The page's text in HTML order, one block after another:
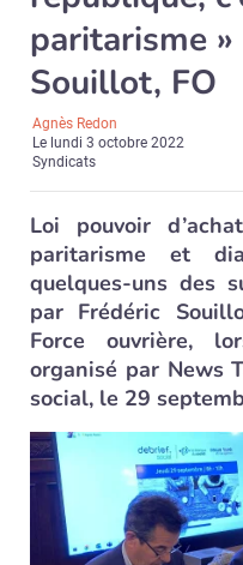
paritarisme
Souillot, FO
Agnès Redon
Le lundi 3 octobre 2022
Syndicats
Loi pouvoir
paritarisme et
quelques-uns des
par Frédéric
Force ouvrière,
organisé par News
social, le 29